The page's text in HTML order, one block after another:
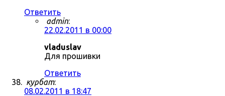
Ответить
admin:
22.02.2011 в 00:00
vladuslav
Для прошивки
Ответить
курбат:
08.02.2011 в 18:47